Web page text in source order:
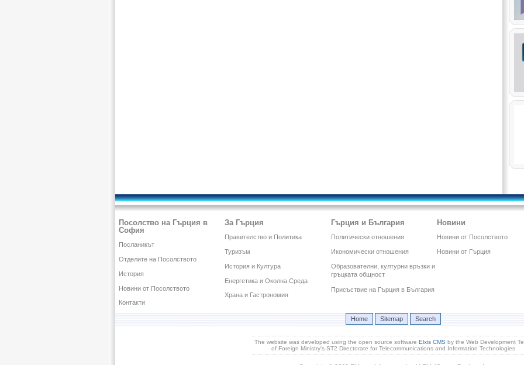
Посолство на Гърция в
София
Посланикът
Отделите на Посолството
История
Новини от Посолството
Контакти
За Гърция
Правителство и Политика
Туризъм
История и Култура
Енергетика и Околна Среда
Храна и Гастрономия
Гърция и България
Политически отношения
Икономически отношения
Образователни, културни връзки и
гръцката общност
Присъствие на Гърция в България
Новини
Новини от Посолството
Новини от Гърция
Home Sitemap Search
The website was developed using the open source software Elxis CMSby the Web Development
of Foreign Ministry's ST2 Directorate for Telecommunications and Information Technologies